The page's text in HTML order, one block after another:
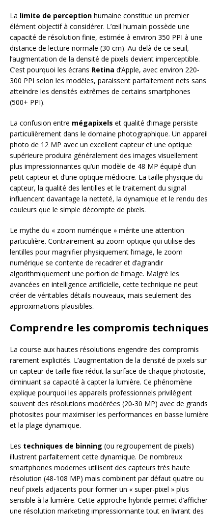
La limite de perception humaine constitue un premier
élément objectif à considérer. L’œil humain possède une
capacité de résolution finie, estimée à environ 350 PPI à une
distance de lecture normale (30 cm). Au-delà de ce seuil,
l’augmentation de la densité de pixels devient imperceptible.
C’est pourquoi les écrans Retina d’Apple, avec environ 220-
300 PPI selon les modèles, paraissent parfaitement nets sans
atteindre les densités extrêmes de certains smartphones
(500+ PPI).
La confusion entre mégapixels et qualité d’image persiste
particulièrement dans le domaine photographique. Un appareil
photo de 12 MP avec un excellent capteur et une optique
supérieure produira généralement des images visuellement
plus impressionnantes qu’un modèle de 48 MP équipé d’un
petit capteur et d’une optique médiocre. La taille physique du
capteur, la qualité des lentilles et le traitement du signal
influencent davantage la netteté, la dynamique et le rendu des
couleurs que le simple décompte de pixels.
Le mythe du « zoom numérique » mérite une attention
particulière. Contrairement au zoom optique qui utilise des
lentilles pour magnifier physiquement l’image, le zoom
numérique se contente de recadrer et d’agrandir
algorithmiquement une portion de l’image. Malgré les
avancées en intelligence artificielle, cette technique ne peut
créer de véritables détails nouveaux, mais seulement des
approximations plausibles.
Comprendre les compromis techniques
La course aux hautes résolutions engendre des compromis
rarement explicités. L’augmentation de la densité de pixels sur
un capteur de taille fixe réduit la surface de chaque photosite,
diminuant sa capacité à capter la lumière. Ce phénomène
explique pourquoi les appareils professionnels privilégient
souvent des résolutions modérées (20-30 MP) avec de grands
photosites pour maximiser les performances en basse lumière
et la plage dynamique.
Les techniques de binning (ou regroupement de pixels)
illustrent parfaitement cette dynamique. De nombreux
smartphones modernes utilisent des capteurs très haute
résolution (48-108 MP) mais combinent par défaut quatre ou
neuf pixels adjacents pour former un « super-pixel » plus
sensible à la lumière. Cette approche hybride permet d’afficher
une résolution marketing impressionnante tout en livrant des